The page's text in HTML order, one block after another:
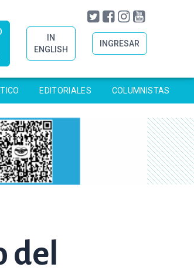
IN
ENGLISH
INGRESAR
EDITORIALES COLUMNISTAS
del